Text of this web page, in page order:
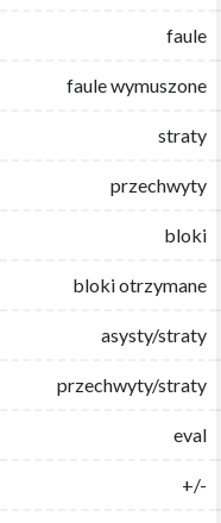
faule
faule wymuszone
straty
przechwyty
bloki
bloki otrzymane
asysty/straty
przechwyty/straty
eval
+/-
faule
faule wymuszone
straty
przechwyty
bloki
bloki otrzymane
asysty/straty
przechwyty/straty
eval
+/-